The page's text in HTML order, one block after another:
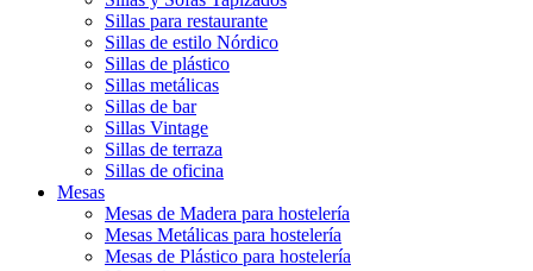
Sillas para restaurante
Sillas de estilo Nórdico
Sillas de plástico
Sillas metálicas
Sillas de bar
Sillas Vintage
Sillas de terraza
Sillas de oficina
Mesas
Mesas de Madera para hostelería
Mesas Metálicas para hostelería
Mesas de Plástico para hostelería